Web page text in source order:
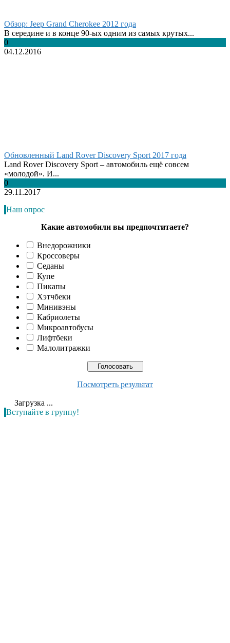
Обзор: Jeep Grand Cherokee 2012 года
В середине и в конце 90-ых одним из самых крутых...
0
04.12.2016
Обновленный Land Rover Discovery Sport 2017 года
Land Rover Discovery Sport – автомобиль ещё совсем
«молодой». И...
0
29.11.2017
Наш опрос
Какие автомобили вы предпочтитаете?
Внедорожники
Кроссоверы
Седаны
Купе
Пикапы
Хэтчбеки
Минивэны
Кабриолеты
Микроавтобусы
Лифтбеки
Малолитражки
Посмотреть результат
Загрузка ...
Вступайте в группу!